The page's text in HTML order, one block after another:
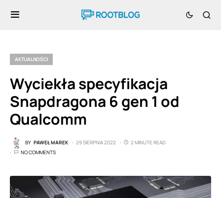
AKTUALNOŚCI
Wyciekła specyfikacja
Snapdragona 6 gen 1 od
Qualcomm
BY PAWEŁ MAREK 29 SIERPNIA 2022
2 MINUTE READ
NO COMMENTS